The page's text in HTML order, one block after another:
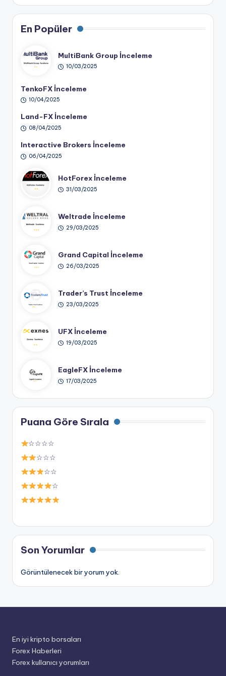
En Popüler
MultiBank Group İnceleme
10/03/2025
TenkoFX İnceleme
10/04/2025
Land-FX İnceleme
08/04/2025
Interactive Brokers İnceleme
06/04/2025
HotForex İnceleme
31/03/2025
Weltrade İnceleme
29/03/2025
Grand Capital İnceleme
26/03/2025
Trader’s Trust İnceleme
23/03/2025
UFX İnceleme
19/03/2025
EagleFX İnceleme
17/03/2025
Puana Göre Sırala
☆☆☆☆
☆☆☆
☆☆
☆
Son Yorumlar
Görüntülenecek bir yorum yok.
En iyi kripto borsaları
Forex Haberleri
Forex kullanıcı yorumları